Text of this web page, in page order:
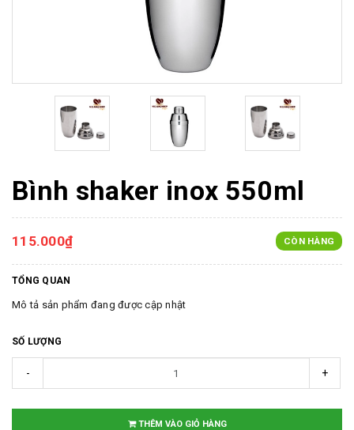
Bình shaker inox 550ml
115.000₫ CÒN HÀNG
TỔNG QUAN
Mô tả sản phẩm đang được cập nhật
SỐ LƯỢNG
- +
THÊM VÀO GIỎ HÀNG